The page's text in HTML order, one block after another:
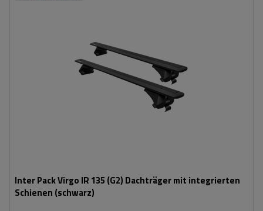
Inter Pack Virgo IR 135 (G2) Dachträger mit integrierten
Schienen (schwarz)